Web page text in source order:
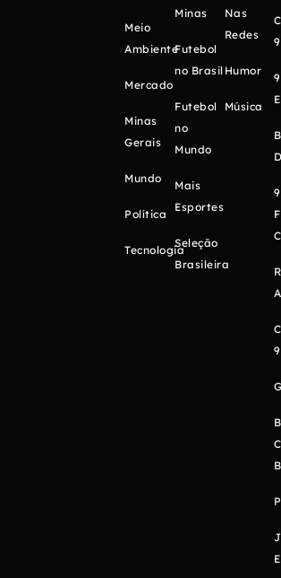
Meio
Ambiente
Mercado
Minas
Gerais
Mundo
Política
Tecnologia
Minas
Futebol
no Brasil
Futebol
no
Mundo
Mais
Esportes
Seleção
Brasileira
Nas
Redes
Humor
Música